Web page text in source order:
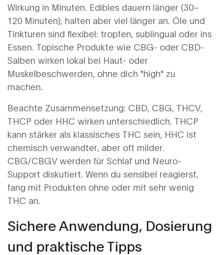
Wirkung in Minuten. Edibles dauern länger (30–
120 Minuten), halten aber viel länger an. Öle und
Tinkturen sind flexibel: tropfen, sublingual oder ins
Essen. Topische Produkte wie CBG- oder CBD-
Salben wirken lokal bei Haut- oder
Muskelbeschwerden, ohne dich "high" zu
machen.
Beachte Zusammensetzung: CBD, CBG, THCV,
THCP oder HHC wirken unterschiedlich. THCP
kann stärker als klassisches THC sein, HHC ist
chemisch verwandter, aber oft milder.
CBG/CBGV werden für Schlaf und Neuro-
Support diskutiert. Wenn du sensibel reagierst,
fang mit Produkten ohne oder mit sehr wenig
THC an.
Sichere Anwendung, Dosierung
und praktische Tipps